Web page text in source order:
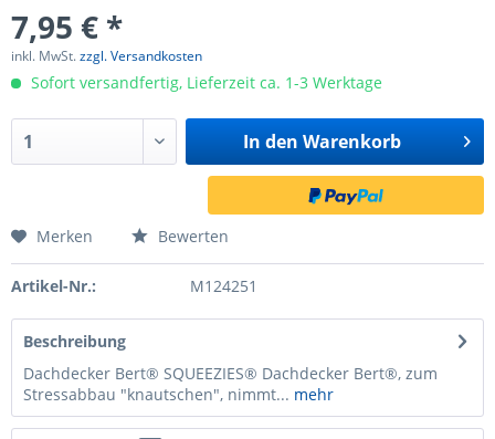
7,95 € *
inkl. MwSt.zzgl. Versandkosten
Sofort versandfertig, Lieferzeit ca. 1-3 Werktage
In den Warenkorb
Merken Bewerten
Artikel-Nr.: M124251
Beschreibung
Dachdecker Bert® SQUEEZIES® Dachdecker Bert®, zum
Stressabbau "knautschen", nimmt... mehr